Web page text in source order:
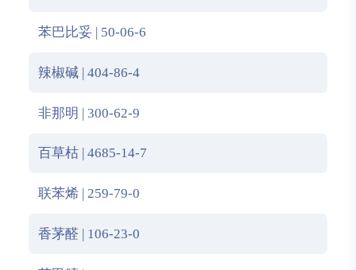
苯巴比妥 | 50-06-6
辣椒碱 | 404-86-4
非那明 | 300-62-9
百草枯 | 4685-14-7
联苯烯 | 259-79-0
香茅醛 | 106-23-0